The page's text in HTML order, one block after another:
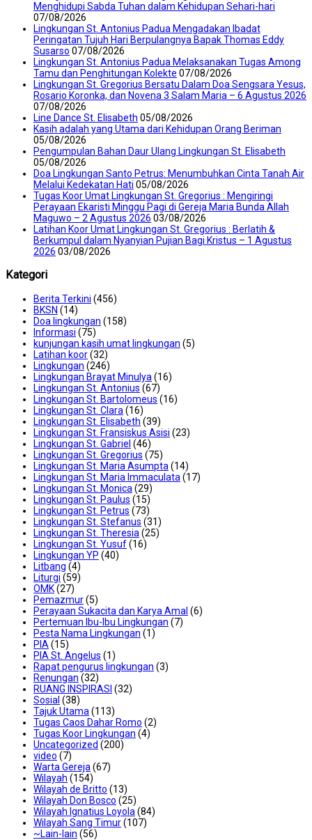
Menghidupi Sabda Tuhan dalam Kehidupan Sehari-hari
07/08/2026
Lingkungan St. Antonius Padua Mengadakan Ibadat
Peringatan Tujuh Hari Berpulangnya Bapak Thomas Eddy
Susarso 07/08/2026
Lingkungan St. Antonius Padua Melaksanakan Tugas Among
Tamu dan Penghitungan Kolekte 07/08/2026
Lingkungan St. Gregorius Bersatu Dalam Doa Sengsara Yesus,
Rosario Koronka, dan Novena 3 Salam Maria – 6 Agustus 2026
07/08/2026
Line Dance St. Elisabeth 05/08/2026
Kasih adalah yang Utama dari Kehidupan Orang Beriman
05/08/2026
Pengumpulan Bahan Daur Ulang Lingkungan St. Elisabeth
05/08/2026
Doa Lingkungan Santo Petrus: Menumbuhkan Cinta Tanah Air
Melalui Kedekatan Hati 05/08/2026
Tugas Koor Umat Lingkungan St. Gregorius : Mengiringi
Perayaan Ekaristi Minggu Pagi di Gereja Maria Bunda Allah
Maguwo – 2 Agustus 2026 03/08/2026
Latihan Koor Umat Lingkungan St. Gregorius : Berlatih &
Berkumpul dalam Nyanyian Pujian Bagi Kristus – 1 Agustus
2026 03/08/2026
Kategori
Berita Terkini (456)
BKSN (14)
Doa lingkungan (158)
Informasi (75)
kunjungan kasih umat lingkungan (5)
Latihan koor(32)
Lingkungan (246)
Lingkungan Brayat Minulya (16)
Lingkungan St. Antonius (67)
Lingkungan St. Bartolomeus (16)
Lingkungan St. Clara (16)
Lingkungan St. Elisabeth (39)
Lingkungan St. Fransiskus Asisi (23)
Lingkungan St. Gabriel (46)
Lingkungan St. Gregorius (75)
Lingkungan St. Maria Asumpta (14)
Lingkungan St. Maria Immaculata (17)
Lingkungan St. Monica (29)
Lingkungan St. Paulus (15)
Lingkungan St. Petrus (73)
Lingkungan St. Stefanus (31)
Lingkungan St. Theresia (25)
Lingkungan St. Yusuf(16)
Lingkungan YP (40)
Litbang (4)
Liturgi (59)
OMK(27)
Pemazmur(5)
Perayaan Sukacita dan Karya Amal (6)
Pertemuan Ibu-Ibu Lingkungan (7)
Pesta Nama Lingkungan (1)
PIA (15)
PIA St. Angelus (1)
Rapat pengurus lingkungan (3)
Renungan (32)
RUANG INSPIRASI (32)
Sosial (38)
Tajuk Utama (113)
Tugas Caos Dahar Romo (2)
Tugas Koor Lingkungan (4)
Uncategorized (200)
video (7)
Warta Gereja (67)
Wilayah (154)
Wilayah de Britto (13)
Wilayah Don Bosco (25)
Wilayah Ignatius Loyola (84)
Wilayah Sang Timur(107)
~Lain-lain (56)